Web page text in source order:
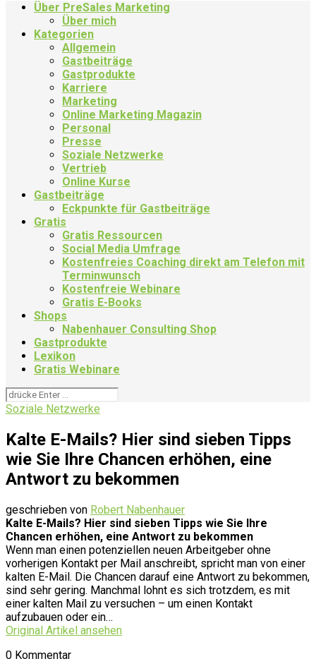
Über PreSales Marketing
Über mich
Kategorien
Allgemein
Gastbeiträge
Gastprodukte
Karriere
Marketing
Online Marketing Magazin
Personal
Presse
Soziale Netzwerke
Vertrieb
Online Kurse
Gastbeiträge
Eckpunkte für Gastbeiträge
Gratis
Gratis Ressourcen
Social Media Umfrage
Kostenfreies Coaching direkt am Telefon mit
Terminwunsch
Kostenfreie Webinare
Gratis E-Books
Shops
Nabenhauer Consulting Shop
Gastprodukte
Lexikon
Gratis Webinare
Soziale Netzwerke
Kalte E-Mails? Hier sind sieben Tipps
wie Sie Ihre Chancen erhöhen, eine
Antwort zu bekommen
geschrieben von Robert Nabenhauer
Kalte E-Mails? Hier sind sieben Tipps wie Sie Ihre
Chancen erhöhen, eine Antwort zu bekommen
Wenn man einen potenziellen neuen Arbeitgeber ohne
vorherigen Kontakt per Mail anschreibt, spricht man von einer
kalten E-Mail. Die Chancen darauf eine Antwort zu bekommen,
sind sehr gering. Manchmal lohnt es sich trotzdem, es mit
einer kalten Mail zu versuchen – um einen Kontakt
aufzubauen oder ein…
Original Artikel ansehen
0 Kommentar